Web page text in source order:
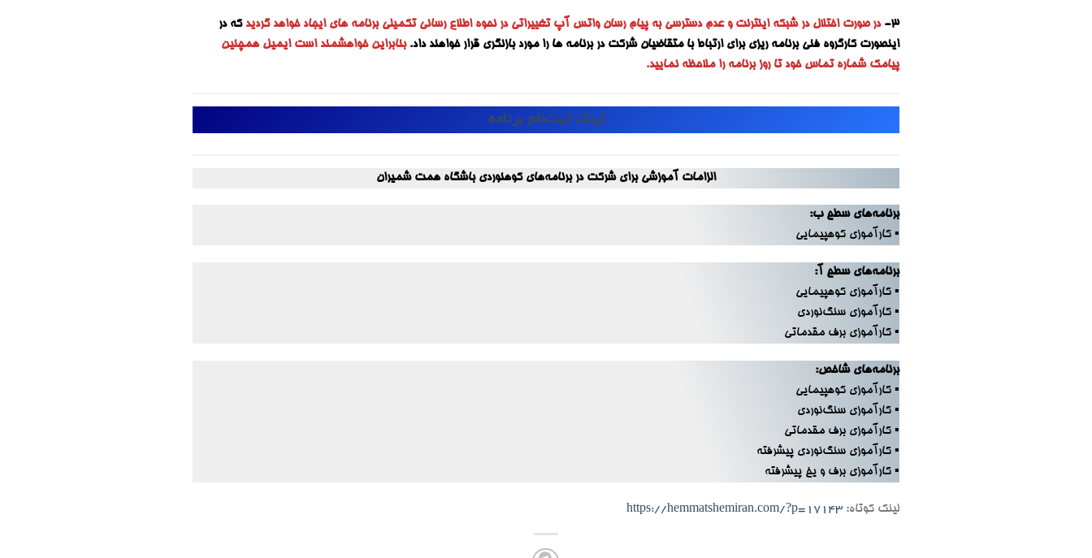
3- در صورت اختلال در شبکه اینترنت و عدم دسترسی به پیام رسان واتس آپ تغییراتی در نحوه اطلاع رسانی تکمیلی برنامه های ایجاد خواهد گردید که در
اینصورت کارگروه فنی برنامه ریزی برای ارتباط با متقاضیان شرکت در برنامه ها را مورد بازنگری قرار خواهند داد. بنابراین خواهشمند است ایمیل همچنین
پیامک شماره تماس خود تا روز برنامه را ملاحظه نمایید.
لینک ثبت‌نام برنامه
الزامات آموزشی برای شرکت در برنامه‌های کوهنوردی باشگاه همت شمیران
برنامه‌های سطح ب:
▪ کارآموزی کوهپیمایی
برنامه‌های سطح آ:
▪ کارآموزی کوهپیمایی
▪ کارآموزی سنگ‌نوردی
▪ کارآموزی برف مقدماتی
برنامه‌های شاخص:
▪ کارآموزی کوهپیمایی
▪ کارآموزی سنگ‌نوردی
▪ کارآموزی برف مقدماتی
▪ کارآموزی سنگ‌نوردی پیشرفته
▪ کارآموزی برف و یخ پیشرفته
لینک کوتاه: https://hemmatshemiran.com/?p=17143